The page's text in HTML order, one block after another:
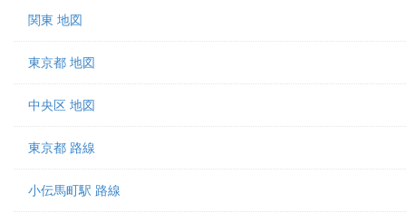
関東 地図
東京都 地図
中央区 地図
東京都 路線
小伝馬町駅 路線